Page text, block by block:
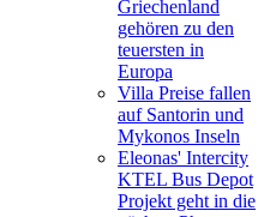
Griechenland
gehören zu den
teuersten in
Europa
Villa Preise fallen
auf Santorin und
Mykonos Inseln
Eleonas' Intercity
KTEL Bus Depot
Projekt geht in die